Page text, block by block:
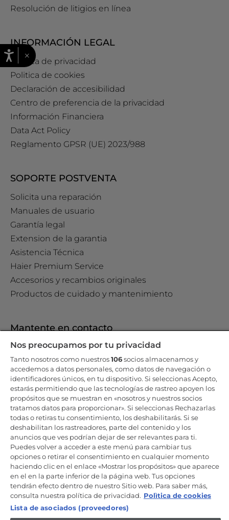
Resolución de litigios en línea
INFORMACIÓN LEGAL
Política de privacidad
Politica de cookies
Declaración de accesibilidad
Centro de preferencia de la privacidad
Información Financiera
Data Act Policy
Reglamento GPSR (UE) 2023/988
SOPORTE POSTVENTA
Solicita una reparación
Manuales de usuario
Garantía legal
Extension de la garantia
Asistencia Técnica
Haier Premium Service
Accesorios y recambios originales
Productos de cuidado y mantenimiento
Mantente en contacto
Regístrate ahora
Candy Hoover Group Srl –con accionista único, empresa que
gestiona y coordina la actividad de Candy S.p.A, con domicilio fiscal
en Via Comolli, 57 - 20861 Brugherio (MB) – Sede administrativa: Via
Privata Eden Fumagalli - 20861 Brugherio (MB). - Italia con capital
social de 30,000,000.00€ íntegramente desembolsado. Registro
Mercantil/ tributación de Monza y Brianza 04666310158 – IVA núm.
IT00786860965
ES / Español
×
Nos preocupamos por tu privacidad
Tanto nosotros como nuestros106socios almacenamos y
accedemos a datos personales, como datos de navegación o
identificadores únicos, en tu dispositivo. Si seleccionas Acepto,
estarás permitiendo que las tecnologías de rastreo apoyen los
propósitos que se muestran en «nosotros y nuestros socios
tratamos datos para proporcionar». Si seleccionas Rechazarlas
todas o retiras tu consentimiento, los deshabilitarás. Si se
deshabilitan los rastreadores, parte del contenido y los
anuncios que ves podrían dejar de ser relevantes para ti.
Puedes volver a acceder a este menú para cambiar tus
opciones o retirar el consentimiento en cualquier momento
haciendo clic en el enlace «Mostrar los propósitos» que aparece
en el en la parte inferior de la página web. Tus opciones
tendrán efecto dentro de nuestro Sitio web. Para saber más,
consulta nuestra política de privacidad. Polìtica de cookies
Lista de asociados (proveedores)